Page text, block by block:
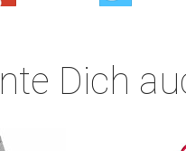
Dich